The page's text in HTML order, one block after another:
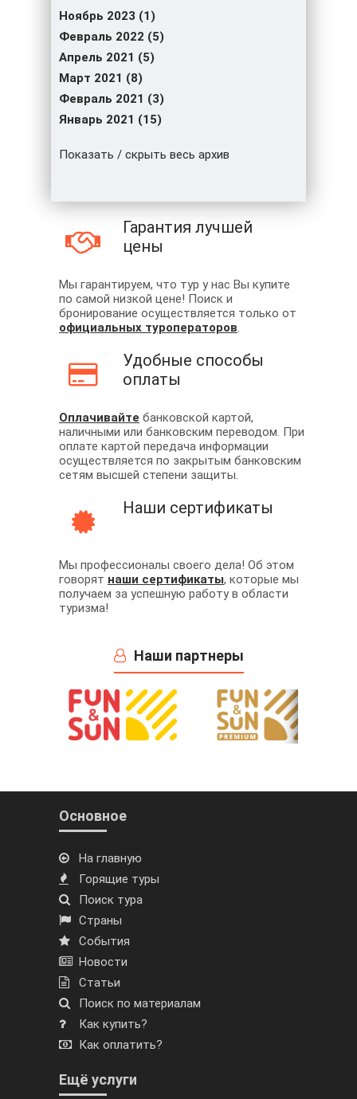
Ноябрь 2023 (1)
Февраль 2022 (5)
Апрель 2021 (5)
Март 2021 (8)
Февраль 2021 (3)
Январь 2021 (15)
Показать / скрыть весь архив
Гарантия лучшей
цены
Мы гарантируем, что тур у нас Вы купите
по самой низкой цене! Поиск и
бронирование осуществляется только от
официальных туроператоров.
Удобные способы
оплаты
Оплачивайте банковской картой,
наличными или банковским переводом. При
оплате картой передача информации
осуществляется по закрытым банковским
сетям высшей степени защиты.
Наши сертификаты
Мы профессионалы своего дела! Об этом
говорят наши сертификаты, которые мы
получаем за успешную работу в области
туризма!
Наши партнеры
Основное
На главную
Горящие туры
Поиск тура
Страны
События
Новости
Статьи
Поиск по материалам
Как купить?
Как оплатить?
Ещё услуги